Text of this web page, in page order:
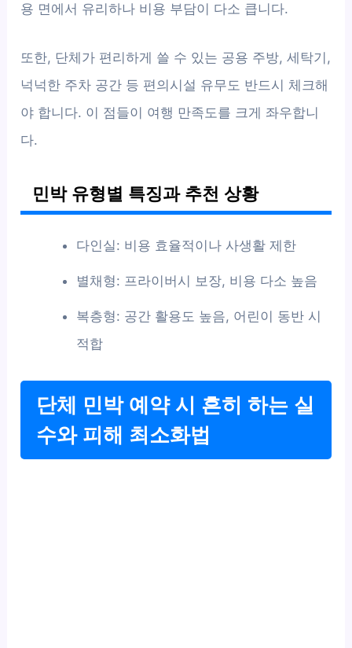
용 면에서 유리하나 비용 부담이 다소 큽니다.
또한, 단체가 편리하게 쓸 수 있는 공용 주방, 세탁기,
넉넉한 주차 공간 등 편의시설 유무도 반드시 체크해
야 합니다. 이 점들이 여행 만족도를 크게 좌우합니
다.
민박 유형별 특징과 추천 상황
다인실: 비용 효율적이나 사생활 제한
별채형: 프라이버시 보장, 비용 다소 높음
복층형: 공간 활용도 높음, 어린이 동반 시
적합
단체 민박 예약 시 흔히 하는 실
수와 피해 최소화법